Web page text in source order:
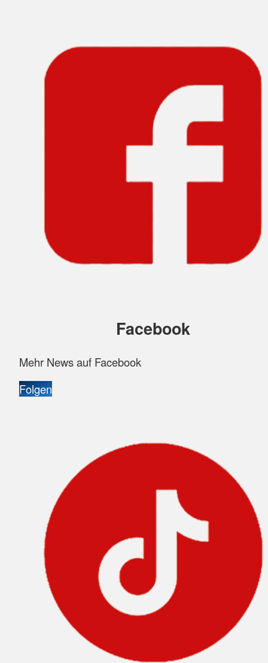
Facebook
Mehr News auf Facebook
Folgen